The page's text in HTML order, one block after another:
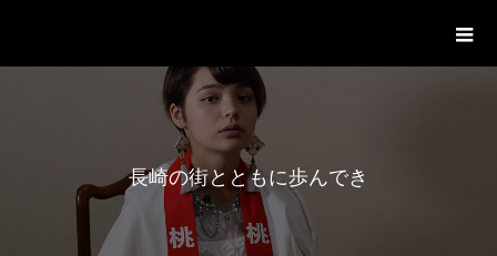
長崎の街とともに歩んできた